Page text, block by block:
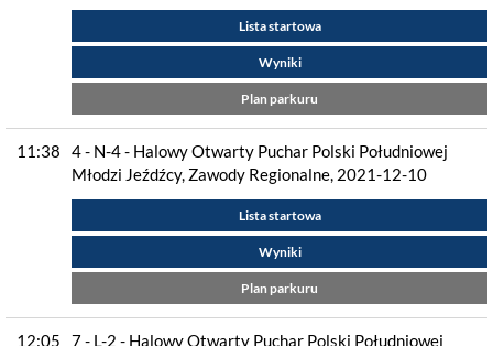
Lista startowa
Wyniki
Plan parkuru
11:38
4 - N-4 - Halowy Otwarty Puchar Polski Południowej
Młodzi Jeźdźcy, Zawody Regionalne, 2021-12-10
Lista startowa
Wyniki
Plan parkuru
12:05
7 - L-2 - Halowy Otwarty Puchar Polski Południowej